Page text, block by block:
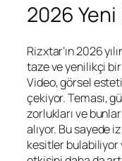
2026 Yeni
Rizxtar’ın 2026
taze ve yenilikçi
Video, görsel
çekiyor. Teması,
zorlukları ve
alıyor. Bu sayede
kesitler bulabiliyor